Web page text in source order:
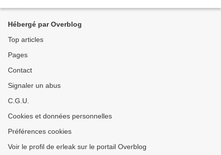
Hébergé par Overblog
Top articles
Pages
Contact
Signaler un abus
C.G.U.
Cookies et données personnelles
Préférences cookies
Voir le profil de erleak sur le portail Overblog